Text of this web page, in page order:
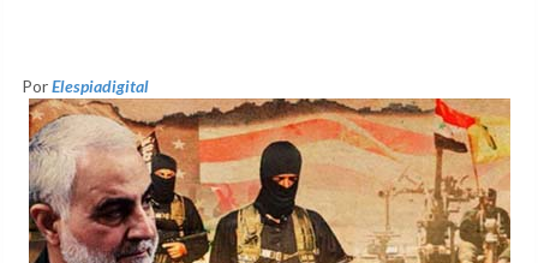
PorElespiadigital